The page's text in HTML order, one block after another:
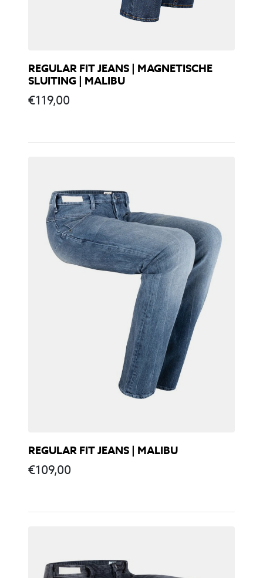
REGULAR FIT JEANS | MAGNETISCHE
SLUITING | MALIBU
€119,00
REGULAR FIT JEANS | MALIBU
€109,00